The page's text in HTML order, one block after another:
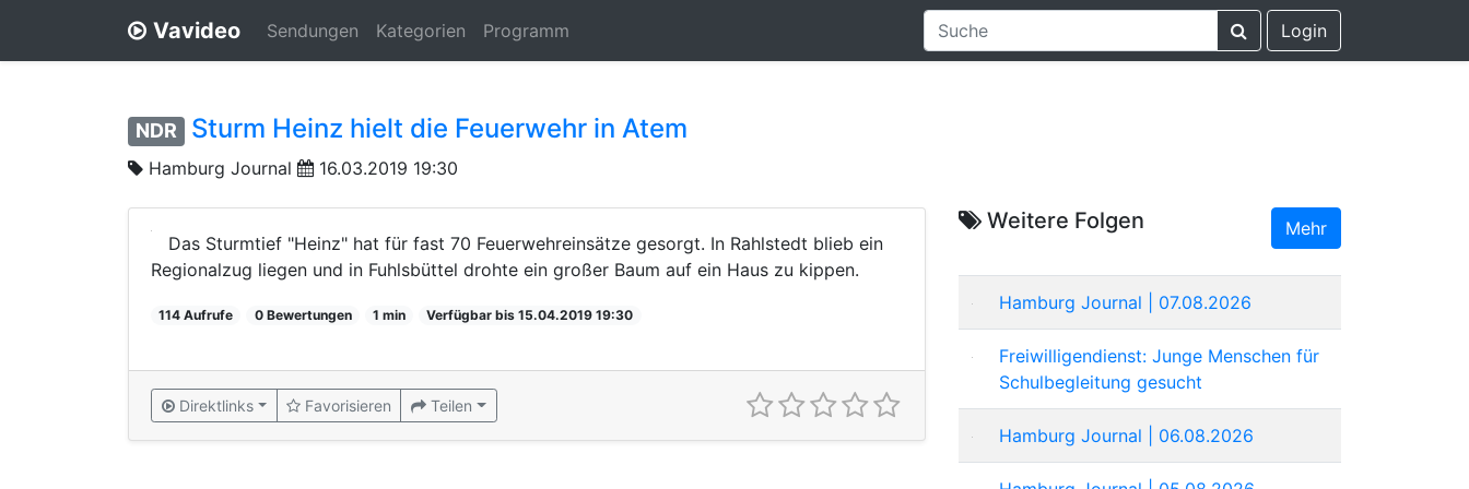
Vavideo Sendungen Kategorien Programm Login
NDR Sturm Heinz hielt die Feuerwehr in Atem
Hamburg Journal 16.03.2019 19:30
Das Sturmtief "Heinz" hat für fast 70 Feuerwehreinsätze gesorgt. In Rahlstedt blieb ein
Regionalzug liegen und in Fuhlsbüttel drohte ein großer Baum auf ein Haus zu kippen.
114 Aufrufe 0 Bewertungen 1 min Verfügbar bis 15.04.2019 19:30
Direktlinks Favorisieren Teilen
Weitere Folgen Mehr
Hamburg Journal | 07.08.2026
Freiwilligendienst: Junge Menschen für
Schulbegleitung gesucht
Hamburg Journal | 06.08.2026